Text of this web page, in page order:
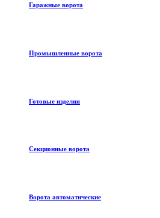
Гаражные ворота
Промышленные ворота
Готовые изделия
Секционные ворота
Ворота автоматические